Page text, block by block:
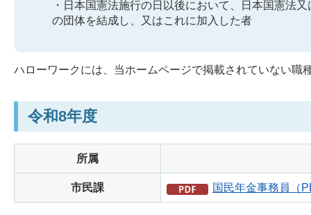
・日本国憲法施行の日以後において、日本国憲法
の団体を結成し、又はこれに加入した者
ハローワークには、当ホームページで掲載されていない職
令和8年度
所属
市民課 国民年金事務員（